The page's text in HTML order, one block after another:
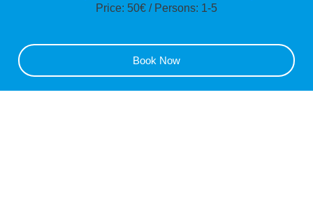
Price: 50€ / Persons: 1-5
Book Now